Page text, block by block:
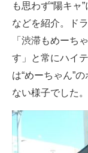
も思わず“陽キャ
などを紹介。ド
「渋滞もめーち
す」と常にハイ
は“めーちゃん”
ない様子でした。